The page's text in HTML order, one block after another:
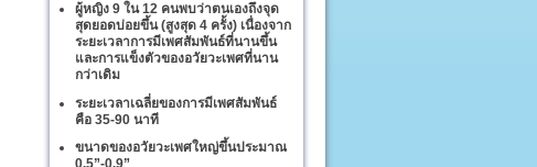
ผู้หญิง 9 ใน 12 คนพบว่าตนเองถึงจุด
สุดยอดบ่อยขึ้น (สูงสุด 4 ครั้ง) เนื่องจาก
ระยะเวลาการมีเพศสัมพันธ์ที่นานขึ้น
และการแข็งตัวของอวัยวะเพศที่นาน
กว่าเดิม
ระยะเวลาเฉลี่ยของการมีเพศสัมพันธ์
คือ 35-90 นาที
ขนาดของอวัยวะเพศใหญ่ขึ้นประมาณ
0.5”-0.9”